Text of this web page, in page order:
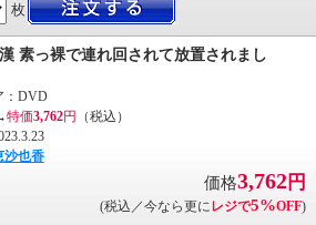
枚
素っ裸で連れ回されて放置されまし
：DVD
特価3,762円
（税込）
沙也香
価格3,762円
(税込／今なら更に レジで5%OFF)